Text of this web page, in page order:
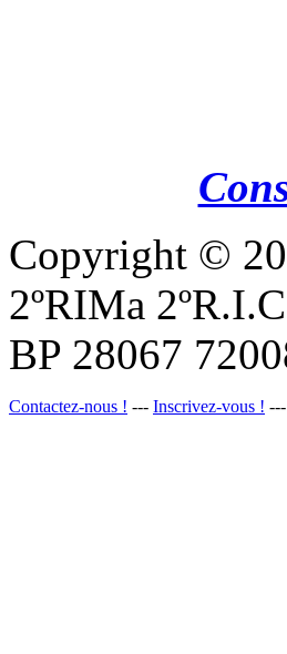
Copyright ©
2ºRIMa
BP 28067
Contactez-nous ! --- Inscrivez-vous ! ---